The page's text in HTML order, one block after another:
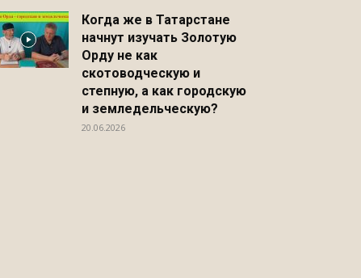
Когда же в Татарстане
начнут изучать Золотую
Орду не как
скотоводческую и
степную, а как городскую
и земледельческую?
20.06.2026